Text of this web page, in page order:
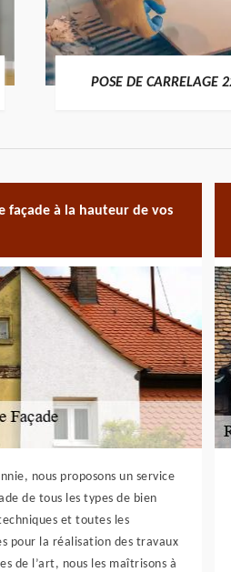
POSE DE CARRELAGE
façade à la hauteur de vos
nous proposons un service
de tous les types de bien
et toutes les
pour la réalisation des travaux
de l’art, nous les maîtrisons à